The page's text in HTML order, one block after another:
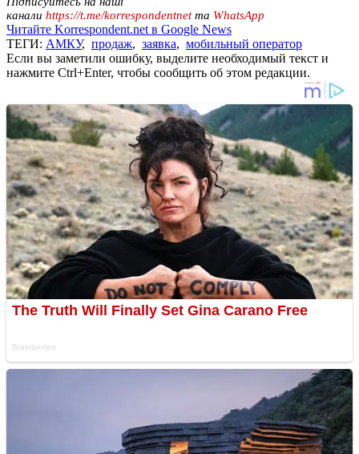
канали https://t.me/korrespondentnetта WhatsApp
Читайте Korrespondent.net в Google News
ТЕГИ: АМКУ, продаж, заявка, мобильный оператор
Если вы заметили ошибку, выделите необходимый текст и
нажмите Ctrl+Enter, чтобы сообщить об этом редакции.